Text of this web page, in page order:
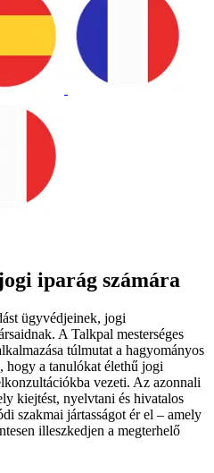
iparág számára
ügyvédjeinek, jogi
A Talkpal mesterséges
túlmutat a hagyományos
hogy a tanulókat élethű jogi
vezeti. Az azonnali
kiejtést, nyelvtani és hivatalos
szakmai jártasságot ér el – amely
illeszkedjen a megterhelő